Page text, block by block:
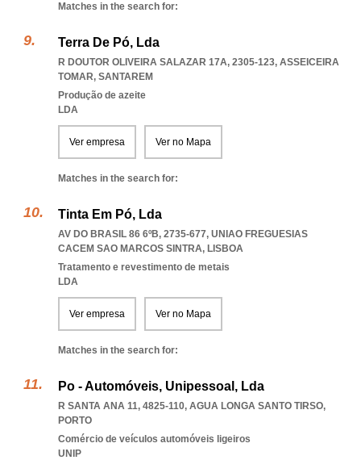
Matches in the search for:
Terra De Pó, Lda
R DOUTOR OLIVEIRA SALAZAR 17A, 2305-123, ASSEICEIRA
TOMAR, SANTAREM
Produção de azeite
LDA
Ver empresa Ver no Mapa
Matches in the search for:
Tinta Em Pó, Lda
AV DO BRASIL 86 6ºB, 2735-677, UNIAO FREGUESIAS
CACEM SAO MARCOS SINTRA, LISBOA
Tratamento e revestimento de metais
LDA
Ver empresa Ver no Mapa
Matches in the search for:
Po - Automóveis, Unipessoal, Lda
R SANTA ANA 11, 4825-110, AGUA LONGA SANTO TIRSO,
PORTO
Comércio de veículos automóveis ligeiros
UNIP